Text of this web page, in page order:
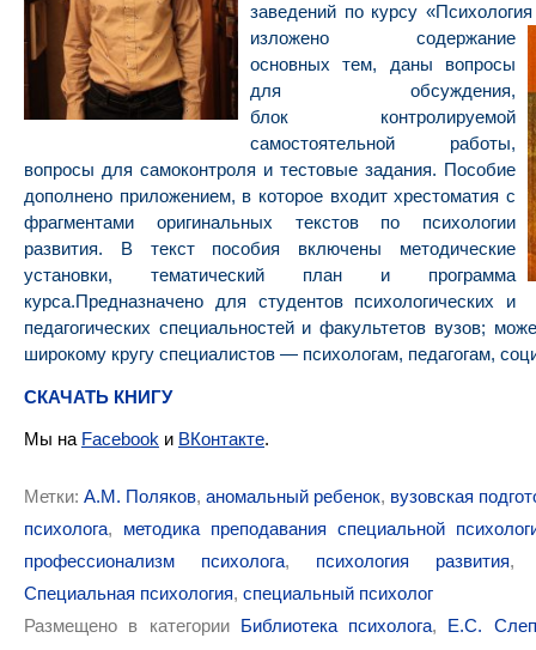
заведений по курсу
изложено содержание
основных тем, даны вопросы
для обсуждения,
блок контролируемой
самостоятельной работы,
вопросы для самоконтроля и тестовые задания. Пособие
дополнено приложением, в которое входит хрестоматия с
фрагментами оригинальных текстов по психологии
развития. В текст пособия включены методические
установки, тематический план и программа
курса.Предназначено для студентов психологических и
педагогических специальностей и факультетов вузов;
широкому кругу специалистов — психологам, педагогам,
СКАЧАТЬ КНИГУ
Мы на Facebook и ВКонтакте.
Метки: А.М. Поляков, аномальный ребенок, вузовская
психолога, методика преподавания специальной
профессионализм психолога, психология развития
Специальная психология, специальный психолог
Размещено в категории Библиотека психолога, Е.С.